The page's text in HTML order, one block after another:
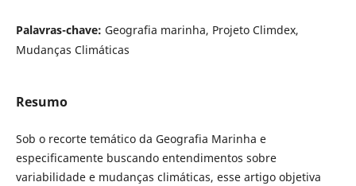
Palavras-chave: Geografia marinha, Projeto Climdex,
Mudanças Climáticas
Resumo
Sob o recorte temático da Geografia Marinha e
especificamente buscando entendimentos sobre
variabilidade e mudanças climáticas, esse artigo objetiva